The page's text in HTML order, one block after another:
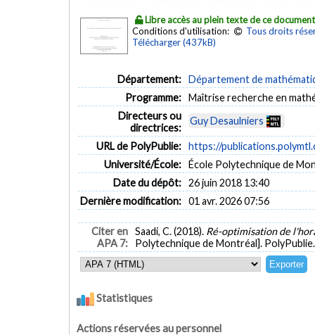
Libre accès au plein texte de ce document
Conditions d'utilisation:
Tous droits
Télécharger (437kB)
Département: Département de
Programme: Maîtrise recherche en
Directeurs ou
directrices:
Guy Desaulniers
URL de PolyPublie: https://
Université/École: École Polytechnique de
Date du dépôt: 26 juin 2018 13:40
Dernière modification: 01 avr. 2026 07:56
Citer en
APA 7:
Saadi, C. (2018). Ré-optimisation de
Polytechnique de Montréal].
Statistiques
Actions réservées au personnel